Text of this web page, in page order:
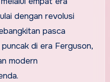
dengan revolusi
pasca
di era Ferguson,
modern